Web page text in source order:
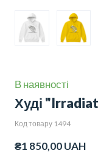
В наявності
Худі
Код товару 1494
₴1 850,00 UAH